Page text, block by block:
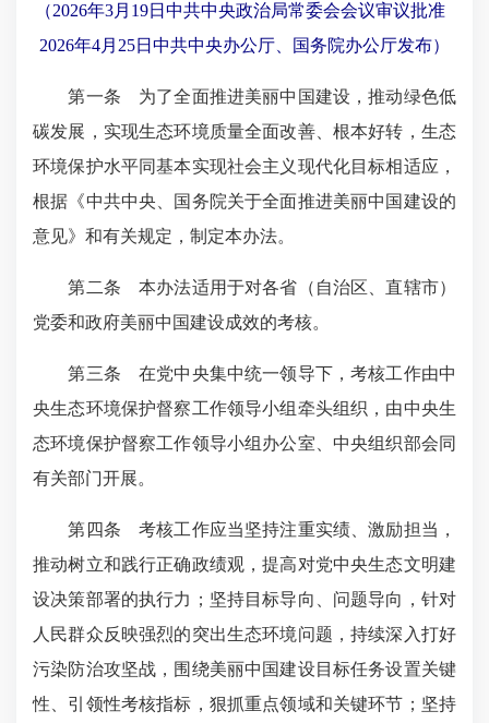
（2026年3月19日中共中央政治局常委会会议审议批准
2026年4月25日中共中央办公厅、国务院办公厅发布）
第一条 为了全面推进美丽中国建设，推动绿色低
碳发展，实现生态环境质量全面改善、根本好转，生态
环境保护水平同基本实现社会主义现代化目标相适应，
根据《中共中央、国务院关于全面推进美丽中国建设的
意见》和有关规定， 制定本办法。
第二条 本办法适用于对各省（自治区、直辖市）
党委和政府美丽中国建设成效的考核。
第三条 在党中央集中统一领导下，考核工作由中
央生态环境保护督察工作领导小组牵头组织，由中央生
态环境保护督察工作领导小组办公室、中央组织部会同
有关部门开展。
第四条 考核工作应当坚持注重实绩、激励担当，
推动树立和践行正确政绩观，提高对党中央生态文明建
设决策部署的执行力；坚持目标导向、问题导向，针对
人民群众反映强烈的突出生态环境问题，持续深入打好
污染防治攻坚战，围绕美丽中国建设目标任务设置关键
性、引领性考核指标，狠抓重点领域和关键环节；坚持